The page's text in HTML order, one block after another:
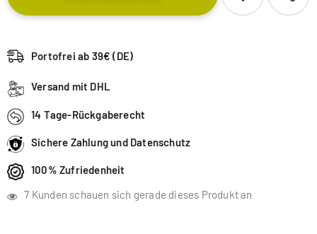
Portofrei ab 39€ (DE)
Versand mit DHL
14 Tage-Rückgaberecht
Sichere Zahlung und Datenschutz
100% Zufriedenheit
7 Kunden schauen sich gerade dieses Produkt an